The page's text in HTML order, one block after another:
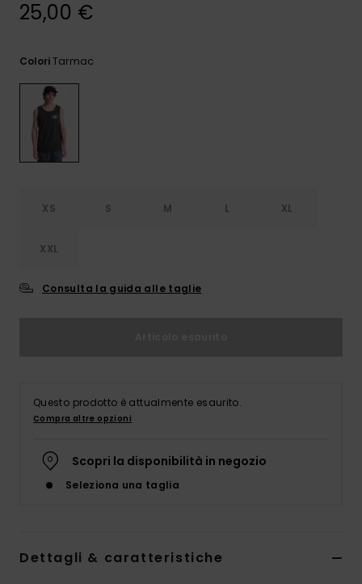
25,00 €
ColoriTarmac
XS S M L XL
XXL
Consulta la guida alle taglie
Questo prodotto è attualmente esaurito.
Compra altre opzioni
Scopri la disponibilità in negozio
Seleziona una taglia
Dettagli & caratteristiche